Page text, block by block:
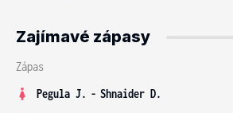
Zajímavé zápasy
Zápas
Pegula J. - Shnaider D.